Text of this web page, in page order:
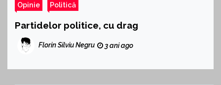
Opinie Politică
Partidelor politice, cu drag
Florin Silviu Negru 3 ani ago